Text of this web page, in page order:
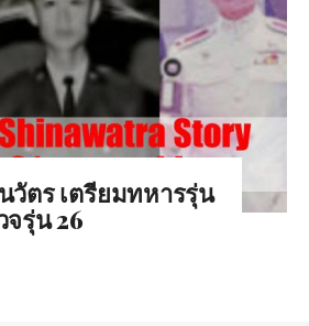
ตร เตรียมทหารรุ่น
จรุ่น 26